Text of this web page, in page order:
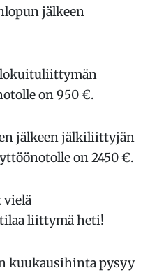
jälkeen
on 950 €.
jälkeen jälkiliittyjän
on 2450 €.
vielä
liittymä heti!
kuukausihinta pysyy